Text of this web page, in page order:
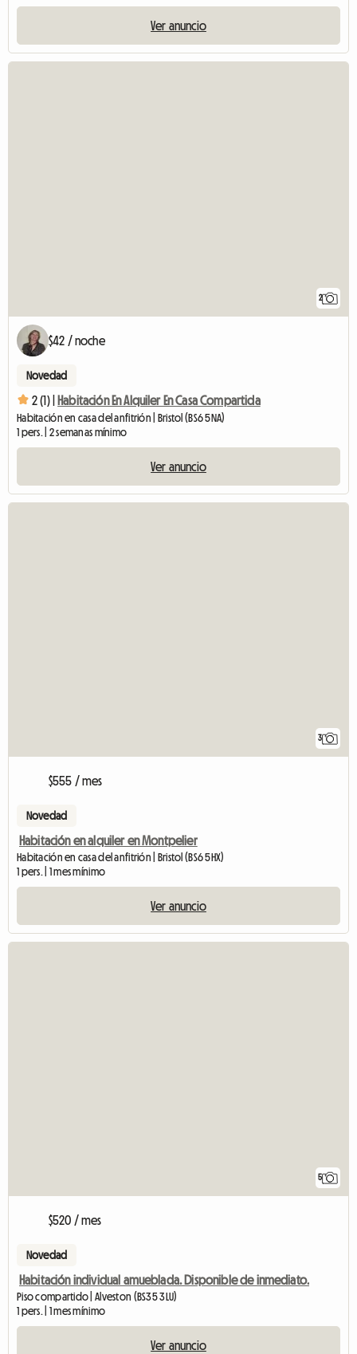
Ver anuncio
2
$42 / noche
Novedad
2 (1) | Habitación En Alquiler En Casa Compartida
Habitación en casa del anfitrión | Bristol (BS6 5NA)
1 pers. | 2 semanas mínimo
Ver anuncio
3
$555 / mes
Novedad
Habitación en alquiler en Montpelier
Habitación en casa del anfitrión | Bristol (BS6 5HX)
1 pers. | 1 mes mínimo
Ver anuncio
5
$520 / mes
Novedad
Habitación individual amueblada. Disponible de inmediato.
Piso compartido | Alveston (BS35 3LU)
1 pers. | 1 mes mínimo
Ver anuncio